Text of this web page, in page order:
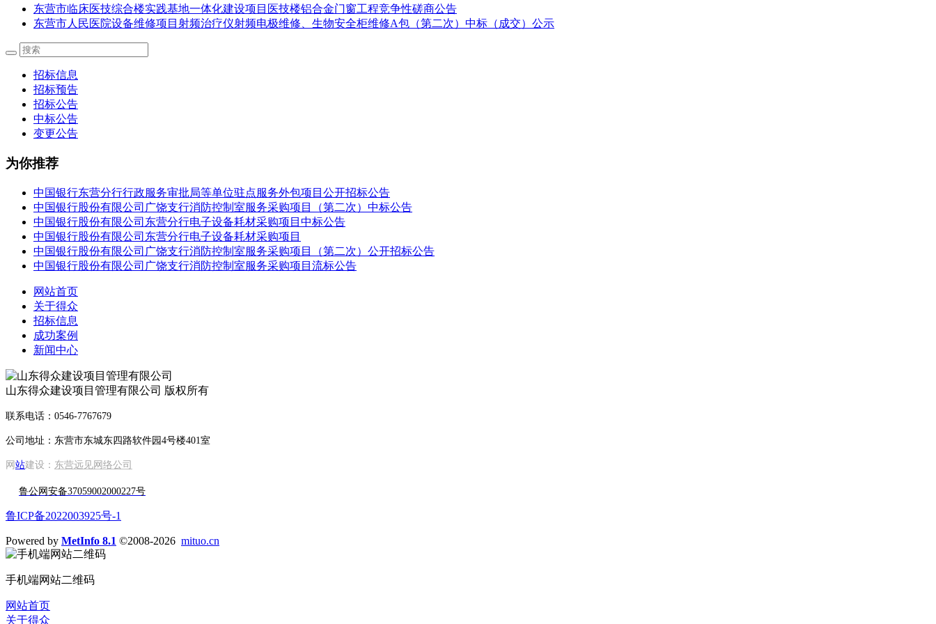
东营市临床医技综合楼实践基地一体化建设项目医技楼铝合金门窗工程竞争性磋商公告
东营市人民医院设备维修项目射频治疗仪射频电极维修、生物安全柜维修A包（第二次）中标（成交）公示
招标信息
招标预告
招标公告
中标公告
变更公告
为你推荐
中国银行东营分行行政服务审批局等单位驻点服务外包项目公开招标公告
中国银行股份有限公司广饶支行消防控制室服务采购项目（第二次）中标公告
中国银行股份有限公司东营分行电子设备耗材采购项目中标公告
中国银行股份有限公司东营分行电子设备耗材采购项目
中国银行股份有限公司广饶支行消防控制室服务采购项目（第二次）公开招标公告
中国银行股份有限公司广饶支行消防控制室服务采购项目流标公告
网站首页
关于得众
招标信息
成功案例
新闻中心
山东得众建设项目管理有限公司 版权所有
联系电话：0546-7767679
公司地址：东营市东城东四路软件园4号楼401室
网站建设： 东营远见网络公司
鲁公网安备37059002000227号
鲁ICP备2022003925号-1
Powered by MetInfo 8.1 ©2008-2026 mituo.cn
手机端网站二维码
网站首页
关于得众